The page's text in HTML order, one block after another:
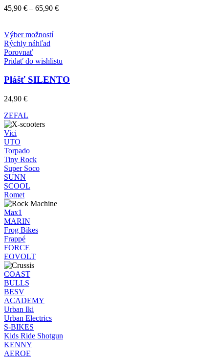
môžete
vybrať
stránke
produktu.
45,90 € – 65,90 €Price
Výber možnostíTento
viacero
Možnosti
Rýchly náhľad
Porovnať
Pridať do wishlistu
Plášť SILENTO
24,90 €
ZEFAL
Vici
UTO
Torpado
Tiny Rock
Super Soco
SUNN
SCOOL
Romet
Max1
MARIN
Frog Bikes
Frappé
FORCE
EOVOLT
COAST
BULLS
BESV
ACADEMY
Urban Iki
Urban Electrics
S-BIKES
Kids Ride Shotgun
KENNY
AEROE